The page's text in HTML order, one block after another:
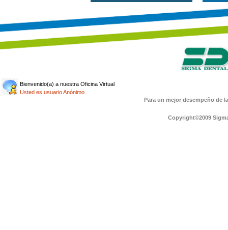
Bienvenido(a) a nuestra Oficina Virtual
Usted es usuario Anónimo
Para un mejor desempeño de
Copyright©2009